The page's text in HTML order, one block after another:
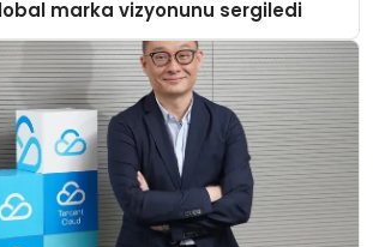
marka vizyonunu sergiledi